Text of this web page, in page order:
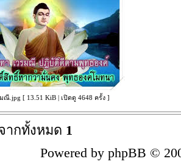
ณี.jpg [ 13.51 KiB | เปิดดู 4648 ครั้ง ]
ากทั้งหมด 1
Powered by phpBB ©